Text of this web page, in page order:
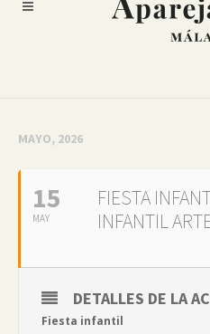
MAYO, 2026
15
MAY
FIESTA
INFANTIL
DETALLES DE LA
Fiesta infantil